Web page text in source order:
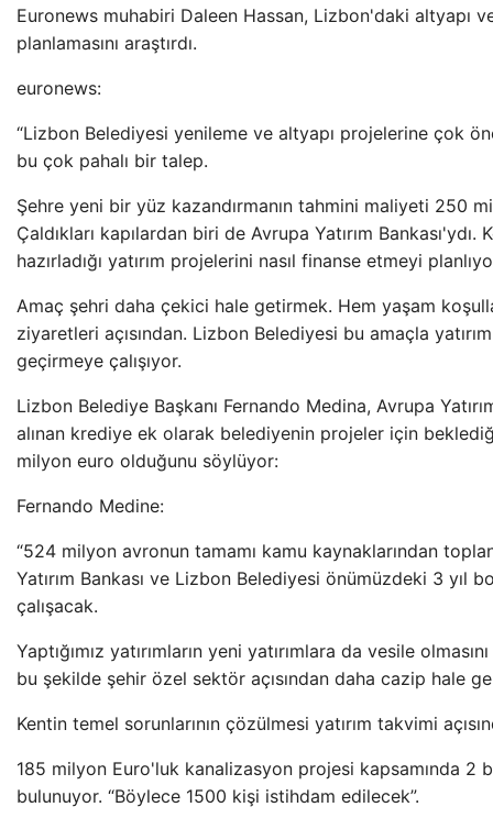
Euronews muhabiri Daleen Hassan, Lizbon'daki altyapı
planlamasını araştırdı.
euronews:
“Lizbon Belediyesi yenileme ve altyapı projelerine çok
bu çok pahalı bir talep.
Şehre yeni bir yüz kazandırmanın tahmini maliyeti 250
Çaldıkları kapılardan biri de Avrupa Yatırım Bankası'ydı.
hazırladığı yatırım projelerini nasıl finanse etmeyi
Amaç şehri daha çekici hale getirmek. Hem yaşam
ziyaretleri açısından. Lizbon Belediyesi bu amaçla
geçirmeye çalışıyor.
Lizbon Belediye Başkanı Fernando Medina, Avrupa
alınan krediye ek olarak belediyenin projeler için
milyon euro olduğunu söylüyor:
Fernando Medine:
“524 milyon avronun tamamı kamu kaynaklarından
Yatırım Bankası ve Lizbon Belediyesi önümüzdeki 3 yıl
çalışacak.
Yaptığımız yatırımların yeni yatırımlara da vesile
bu şekilde şehir özel sektör açısından daha cazip hale
Kentin temel sorunlarının çözülmesi yatırım takvimi
185 milyon Euro'luk kanalizasyon projesi kapsamında 2
bulunuyor. “Böylece 1500 kişi istihdam edilecek”.